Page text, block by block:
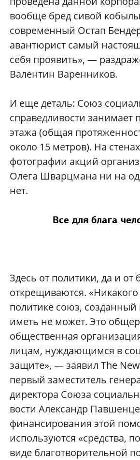
вообще бред сивой
современный Остап
авантюрист самый
себя проявить», —
Валентин Варенников.
И еще деталь: Союз
справедливости занимает
этажа (общая
около 15 метров). На
фотографии акций
Олега Шварцмана ни на
нет.
Все для блага
Здесь от политики, да и от
открещиваются.
политике союз, созданный
иметь не может. Это
общественная
лицам, нуждающимся в
защите», — заявил The
первый заместитель
директора Союза
вости Александр
финансирования этой
используются «средства,
виде благотворительной